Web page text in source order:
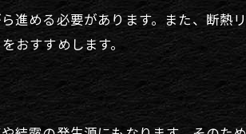
ムがもたらす効果
で断熱性能を劇的に向上させる方法
ーム事例でわかる寒さ対策の効果
よる結露防止と快適性向上の実際
の窓リフォーム最新動向を解説
進める必要があります。また、断熱
おすすめします。